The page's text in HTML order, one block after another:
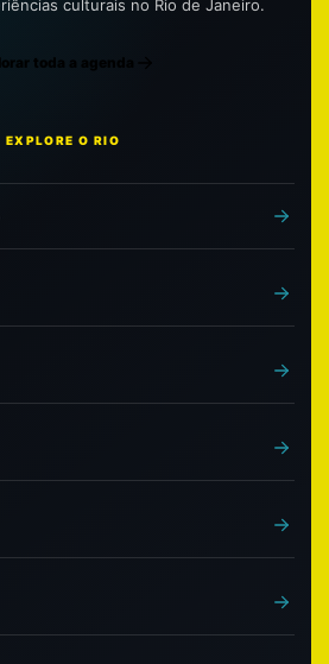
culturais no Rio de Janeiro.
toda a agenda
EXPLORE O RIO